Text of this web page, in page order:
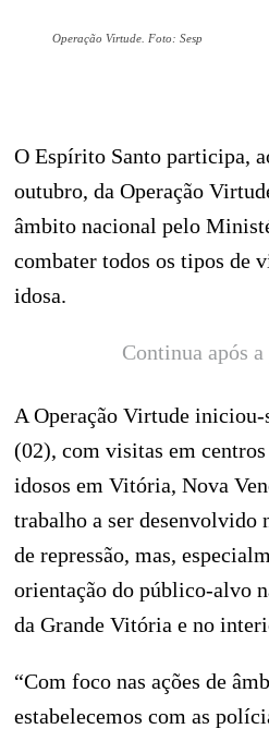
Operação Virtude. Foto: Sesp
O Espírito Santo participa,
outubro, da Operação
âmbito nacional pelo
combater todos os tipos de
idosa.
Continua após
A Operação Virtude iniciou-
(02), com visitas em
idosos em Vitória, Nova
trabalho a ser desenvolvido
de repressão, mas,
orientação do público-alvo
da Grande Vitória e no
“Com foco nas ações de
estabelecemos com as